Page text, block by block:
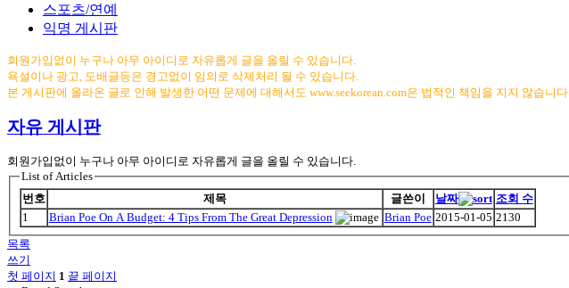
스포츠/연예
익명 게시판
회원가입없이 누구나 아무 아이디로 자유롭게 글을 올릴 수 있습니다.
욕설이나 광고, 도배글등은 경고없이 임의로 삭제처리 될 수 있습니다.
본 게시판에 올라온 글로 인해 발생한 어떤 문제에 대해서도 www.seekorean.com은 법적인 책임을 지지 않습니다.
자유 게시판
회원가입없이 누구나 아무 아이디로 자유롭게 글을 올릴 수 있습니다.
List of Articles
번호
제목 글쓴이 날짜
조회 수
1
Brian Poe On A Budget: 4 Tips From The Great Depression Brian Poe 2015-01-05 2130
목록
쓰기
첫 페이지 1 끝 페이지